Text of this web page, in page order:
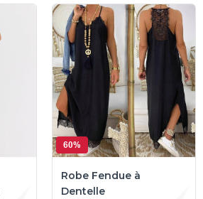
60%
Robe Fendue à
Dentelle